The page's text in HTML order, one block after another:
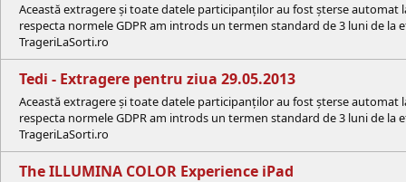
Această extragere și toate datele participanților au fost șterse
respecta normele GDPR am introds un termen standard de 3 luni de
TrageriLaSorti.ro
Tedi - Extragere pentru ziua 29.05.2013
Această extragere și toate datele participanților au fost șterse
respecta normele GDPR am introds un termen standard de 3 luni de
TrageriLaSorti.ro
The ILLUMINA COLOR Experience iPad